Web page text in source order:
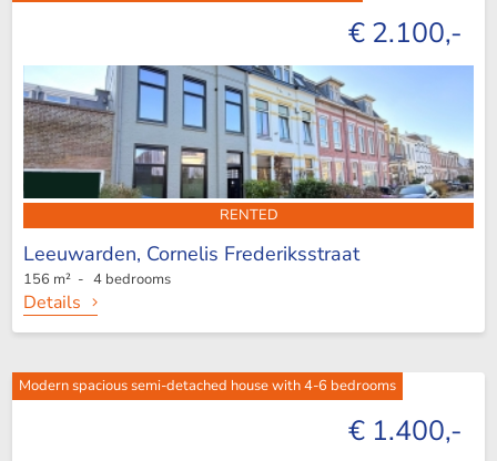
€ 2.100,-
RENTED
Leeuwarden, Cornelis Frederiksstraat
156 m² - 4 bedrooms
Details
Modern spacious semi-detached house with 4-6 bedrooms
€ 1.400,-